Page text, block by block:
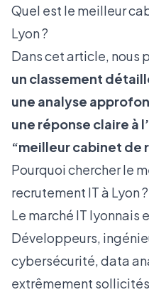
Quel est le meilleur
Lyon ?
Dans cet article, nous
un classement
une analyse
une réponse claire à
“meilleur cabinet de
Pourquoi chercher le
recrutement IT à Lyon ?
Le marché IT
Développeurs,
cybersécurité, data
extrêmement